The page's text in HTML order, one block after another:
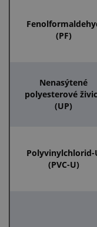
(PF)
Nenasýtené
polyesterové
(UP)
Polyvinylchlorid-
(PVC-U)